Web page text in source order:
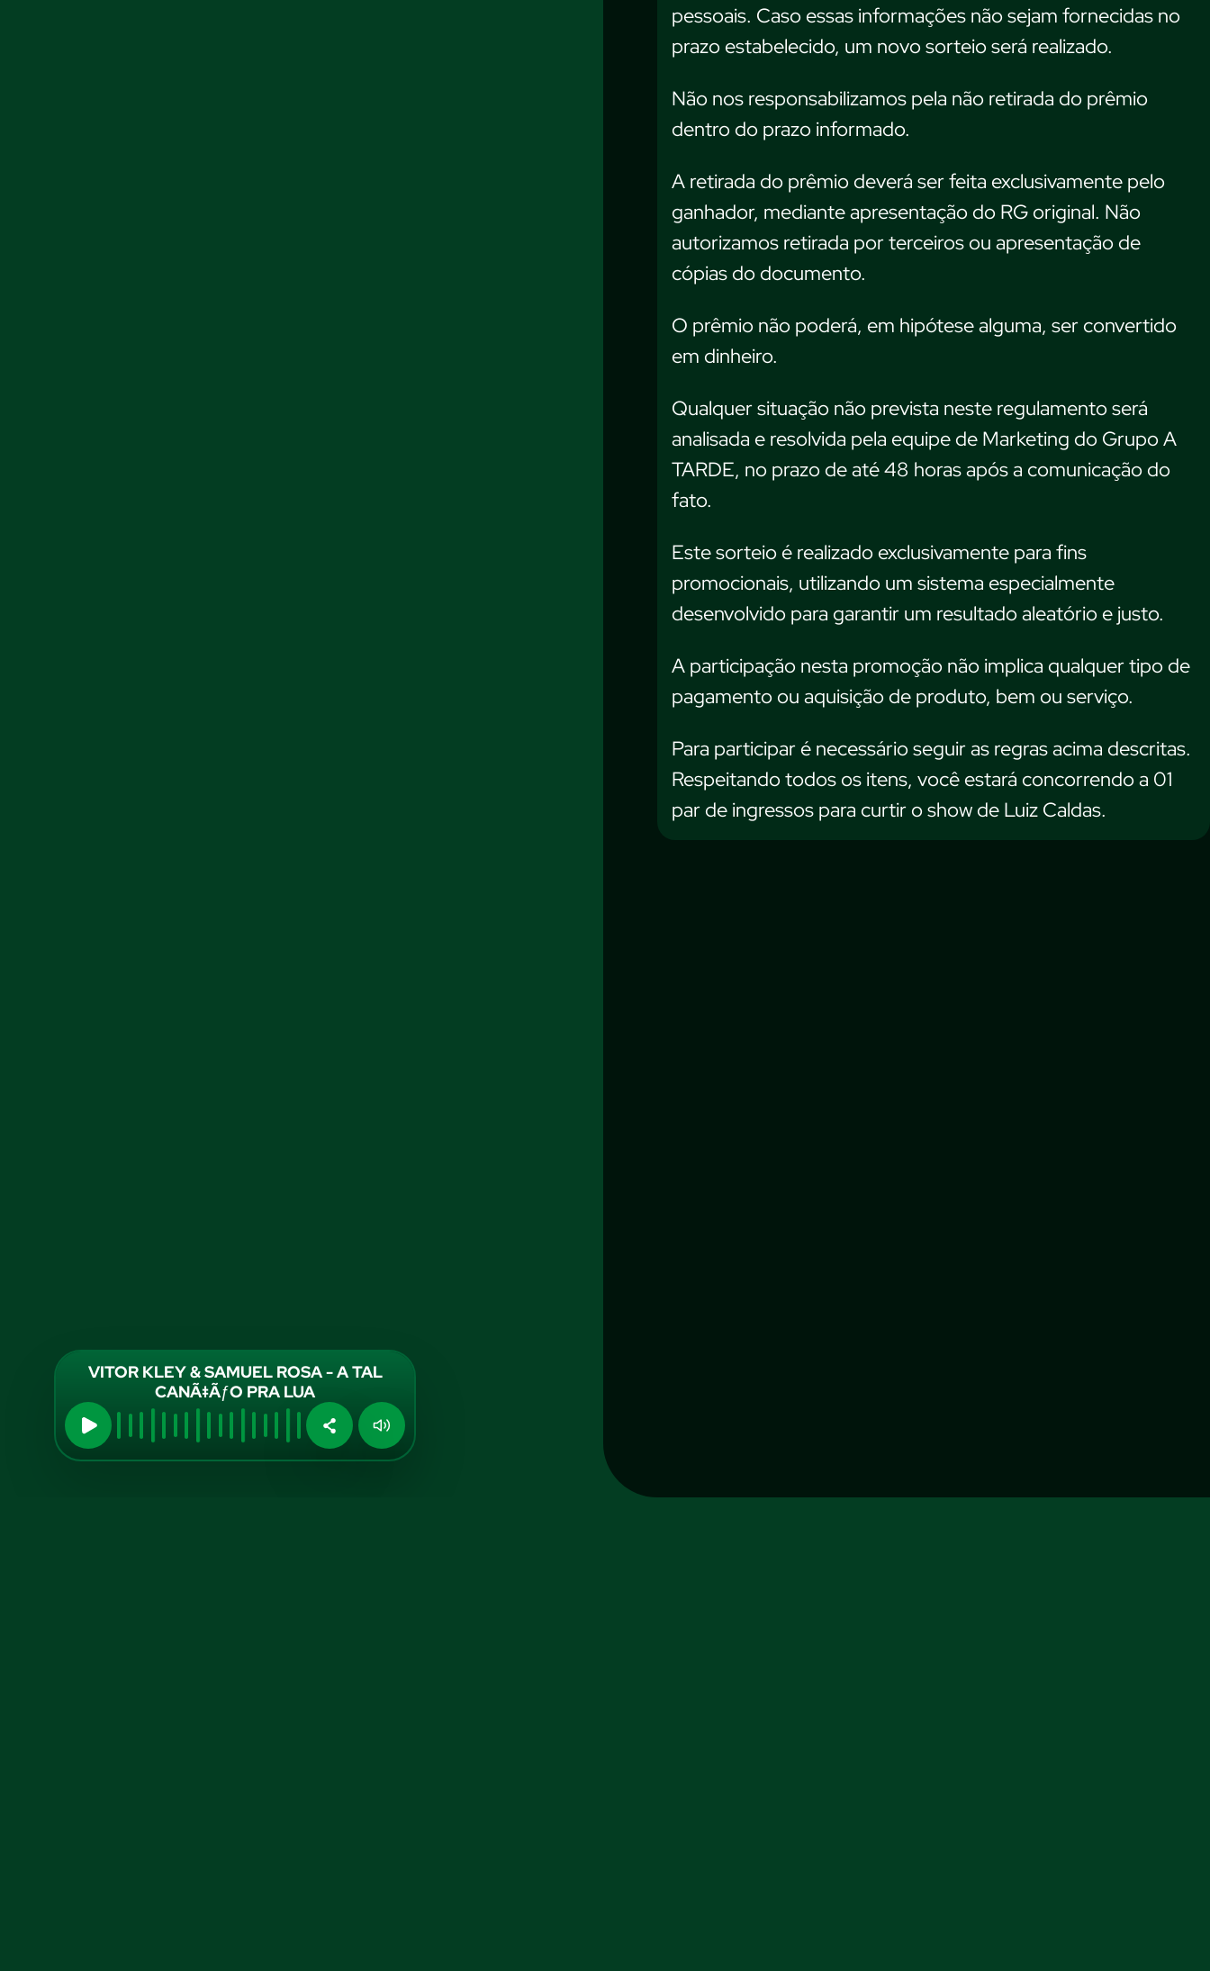
pessoais. Caso essas informações não sejam fornecidas no
prazo estabelecido, um novo sorteio será realizado.
Não nos responsabilizamos pela não retirada do prêmio
dentro do prazo informado.
A retirada do prêmio deverá ser feita exclusivamente pelo
ganhador, mediante apresentação do RG original. Não
autorizamos retirada por terceiros ou apresentação de
cópias do documento.
O prêmio não poderá, em hipótese alguma, ser convertido
em dinheiro.
Qualquer situação não prevista neste regulamento será
analisada e resolvida pela equipe de Marketing do Grupo A
TARDE, no prazo de até 48 horas após a comunicação do
fato.
Este sorteio é realizado exclusivamente para fins
promocionais, utilizando um sistema especialmente
desenvolvido para garantir um resultado aleatório e justo.
A participação nesta promoção não implica qualquer tipo de
pagamento ou aquisição de produto, bem ou serviço.
Para participar é necessário seguir as regras acima descritas.
Respeitando todos os itens, você estará concorrendo a 01
par de ingressos para curtir o show de Luiz Caldas.
VITOR KLEY & SAMUEL ROSA - A TAL
CANÃ‡ÃƒO PRA LUA